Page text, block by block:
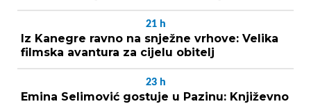
21 h
Iz Kanegre ravno na snježne vrhove: Velika
filmska avantura za cijelu obitelj
23 h
Emina Selimović gostuje u Pazinu: Književno